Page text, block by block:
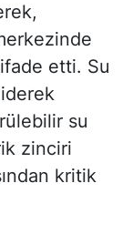
ifade etti. Su
su
zinciri
kritik